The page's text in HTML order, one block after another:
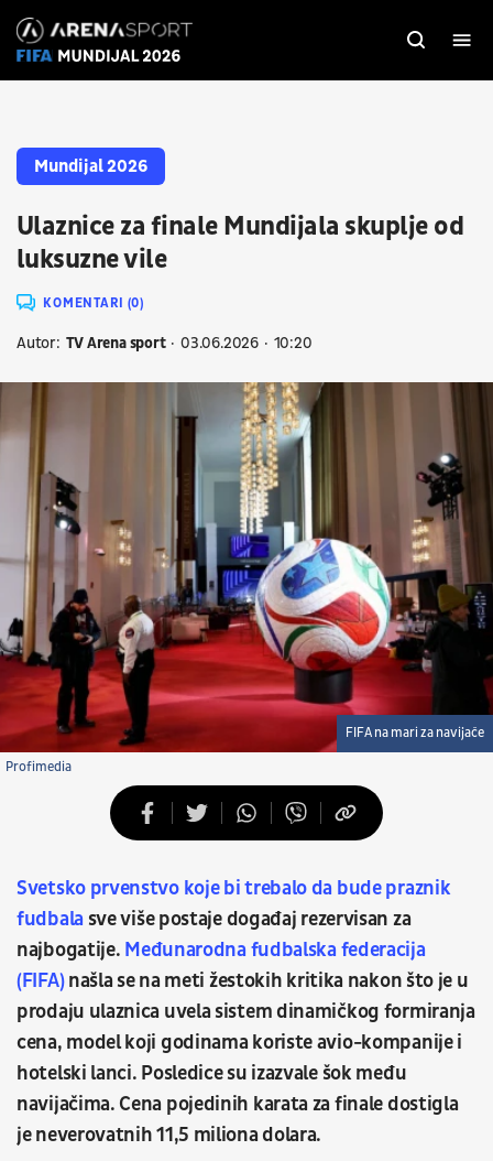
Mundijal 2026
Ulaznice za finale Mundijala skuplje od
luksuzne vile
KOMENTARI (0)
Autor: TV Arena sport 03.06.2026 10:20
Profimedia
FIFA na mari za navijače
Svetsko prvenstvo koje bi trebalo da bude praznik
fudbalasve više postaje događaj rezervisan za
najbogatije. Međunarodna fudbalska federacija
(FIFA)našla se na meti žestokih kritika nakon što je u
prodaju ulaznica uvela sistem dinamičkog formiranja
cena, model koji godinama koriste avio-kompanije i
hotelski lanci. Posledice su izazvale šok među
navijačima. Cena pojedinih karata za finale dostigla
je neverovatnih 11,5 miliona dolara.